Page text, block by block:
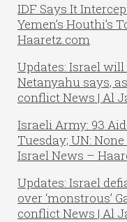
IDF Says It
Yemen’s Houthi’s
Haaretz.com
Updates: Israel
Netanyahu says,
conflict News | Al
Israeli Army: 93
Tuesday; UN:
Israel News –
Updates: Israel
over ‘monstrous’
conflict News | Al